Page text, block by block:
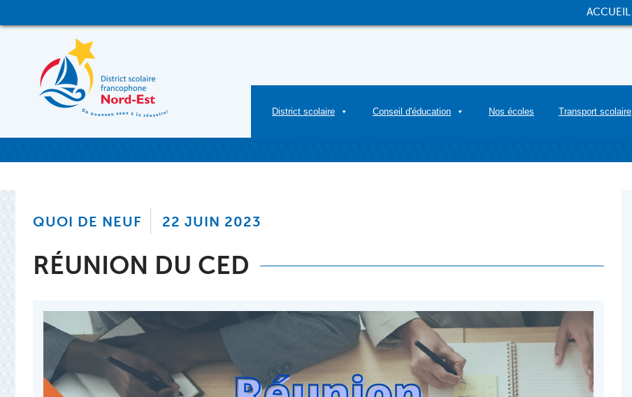
ACCUEIL
District scolaire Conseil d'éducation Nos écoles Transport scolaire
QUOI DE NEUF 22 JUIN 2023
RÉUNION DU CED